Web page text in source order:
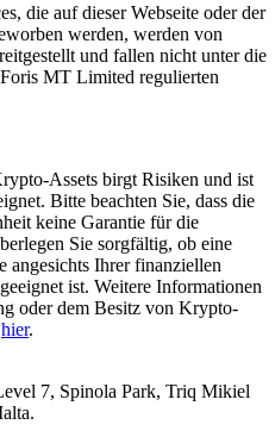
die auf dieser Webseite oder der
werden, werden von
und fallen nicht unter die
MT Limited regulierten
Assets birgt Risiken und ist
Bitte beachten Sie, dass die
keine Garantie für die
Sie sorgfältig, ob eine
Ihrer finanziellen
ist. Weitere Informationen
oder dem Besitz von Krypto-
hier.
7, Spinola Park, Triq Mikiel